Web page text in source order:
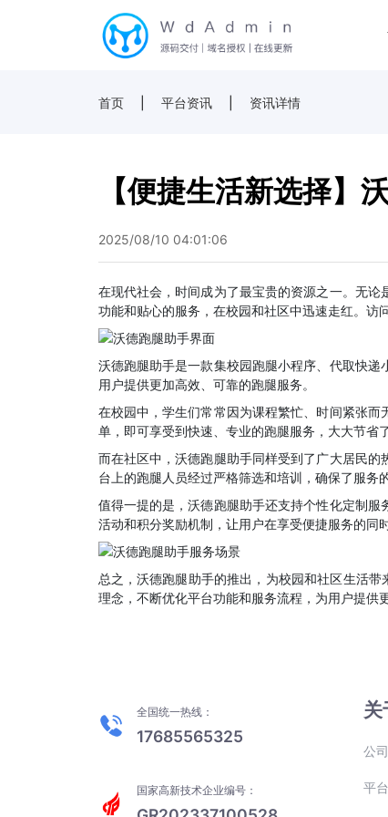
首页 平台资讯 资讯详情
【便捷生活新选择】
2025/08/10 04:01:06
在现代社会，时间成为了最宝贵的资源之一。无
功能和贴心的服务，在校园和社区中迅速走红。访
沃德跑腿助手是一款集校园跑腿小程序、代取快
用户提供更加高效、可靠的跑腿服务。
在校园中，学生们常常因为课程繁忙、时间紧张
单，即可享受到快速、专业的跑腿服务，大大节省
而在社区中，沃德跑腿助手同样受到了广大居民
台上的跑腿人员经过严格筛选和培训，确保了服务
值得一提的是，沃德跑腿助手还支持个性化定制
活动和积分奖励机制，让用户在享受便捷服务的同
总之，沃德跑腿助手的推出，为校园和社区生活
理念，不断优化平台功能和服务流程，为用户提供
全国统一热线：
17685565325
国家高新技术企业编号：
关
公
平